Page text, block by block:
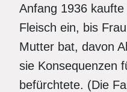
Anfang 1936
Fleisch ein, bis
Mutter bat, davon
sie Konsequenzen
befürchtete. (Die